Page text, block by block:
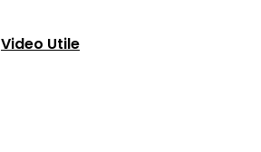
Video Utile